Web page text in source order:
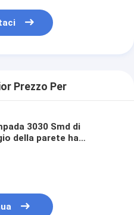
Prezzo Per
3030 Smd di
della parete ha